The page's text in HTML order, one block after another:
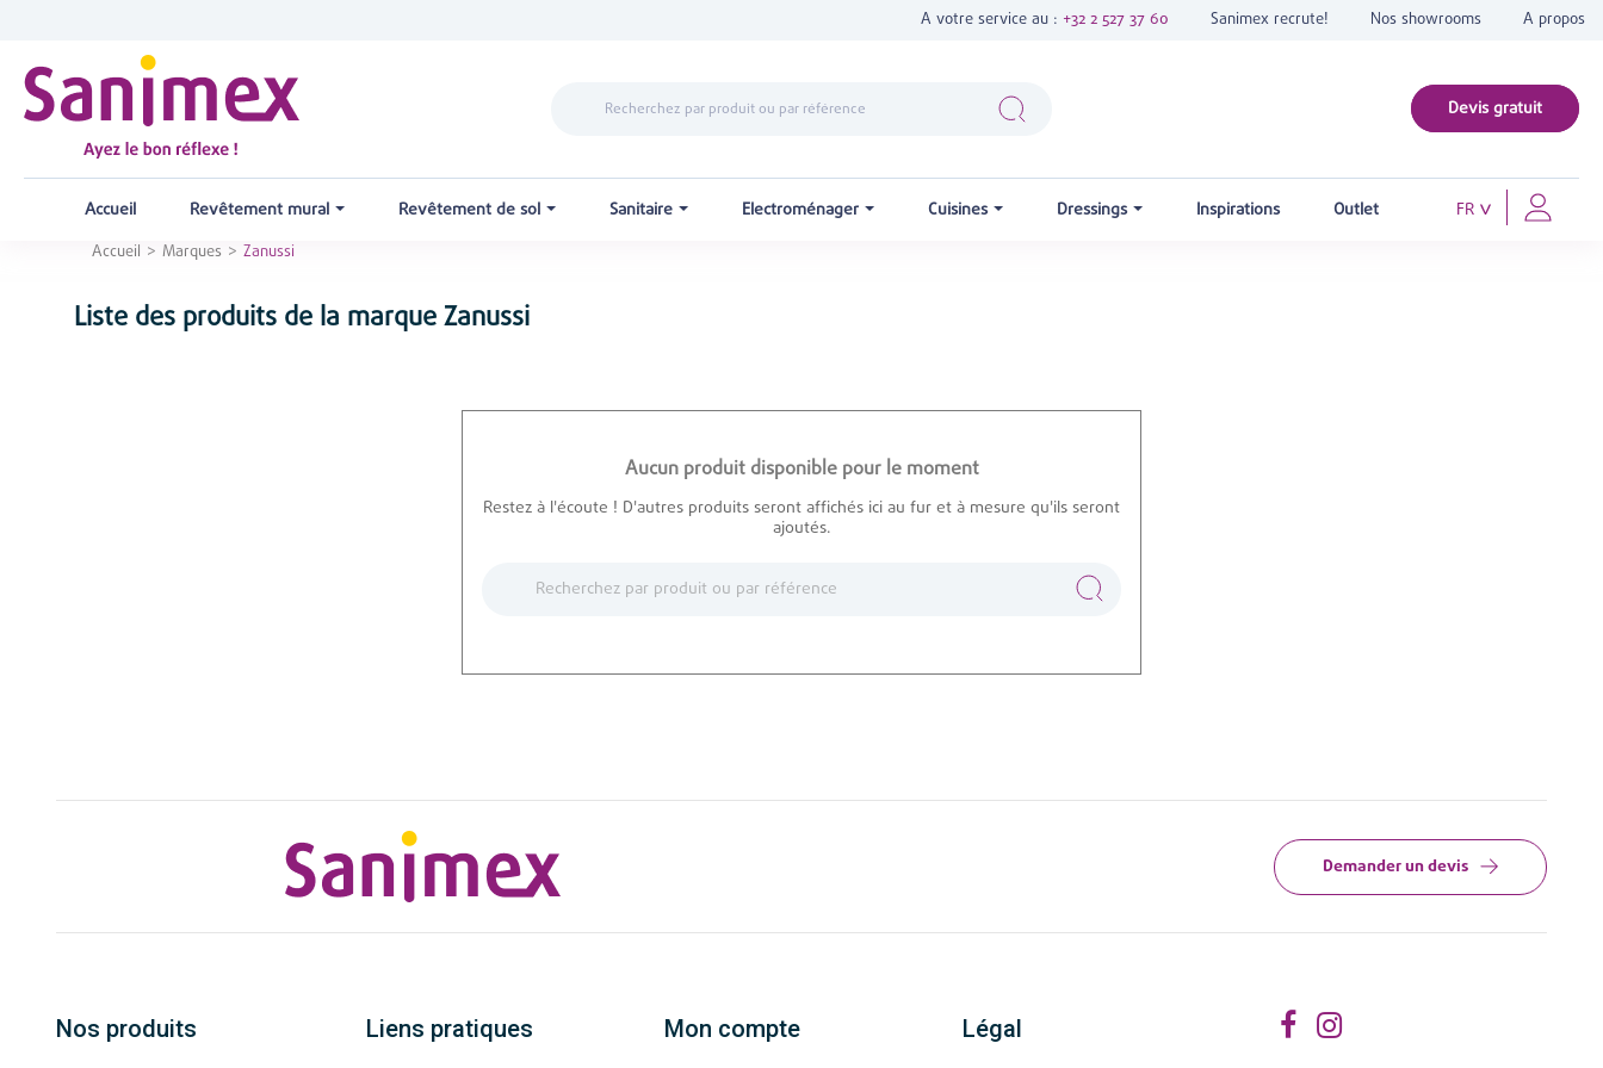
A votre service au : +32 2 527 37 60 Sanimex recrute! Nos showrooms A propos
Devis gratuit
Accueil Revêtement mural Revêtement de sol Sanitaire Electroménager Cuisines Dressings Inspirations Outlet FR
Accueil Marques Zanussi
Liste des produits de la marque Zanussi
Aucun produit disponible pour le moment
Restez à l'écoute ! D'autres produits seront affichés ici au fur et à mesure qu'ils seront
ajoutés.
Demander un devis
Nos produits Liens pratiques Mon compte Légal